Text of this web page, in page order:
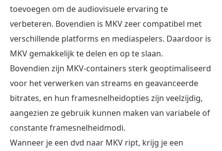
5.
Veelgestelde
vragen
over
gratis
converteren
van
DVD
naar
MKV
toevoegen om de audiovisuele ervaring te
verbeteren. Bovendien is MKV zeer compatibel met
verschillende platforms en mediaspelers. Daardoor is
MKV gemakkelijk te delen en op te slaan.
Bovendien zijn MKV-containers sterk geoptimaliseerd
voor het verwerken van streams en geavanceerde
bitrates, en hun framesnelheidopties zijn veelzijdig,
aangezien ze gebruik kunnen maken van variabele of
constante framesnelheidmodi.
Wanneer je een dvd naar MKV ript, krijg je een